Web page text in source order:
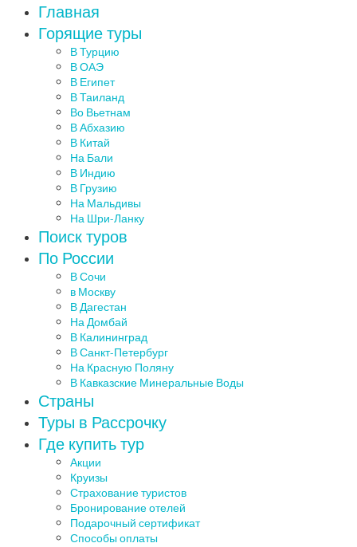
Главная
Горящие туры
В Турцию
В ОАЭ
В Египет
В Таиланд
Во Вьетнам
В Абхазию
В Китай
На Бали
В Индию
В Грузию
На Мальдивы
На Шри-Ланку
Поиск туров
По России
В Сочи
в Москву
В Дагестан
На Домбай
В Калининград
В Санкт-Петербург
На Красную Поляну
В Кавказские Минеральные Воды
Страны
Туры в Рассрочку
Где купить тур
Акции
Круизы
Страхование туристов
Бронирование отелей
Подарочный сертификат
Способы оплаты